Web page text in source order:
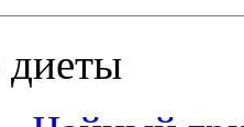
диеты